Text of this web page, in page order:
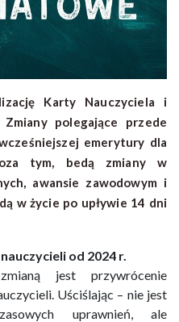
Karty Nauczyciela i
polegające przede
emerytury dla
tym, bedą zmiany w
awansie zawodowym i
w życie po upływie 14 dni
od 2024 r.
jest przywrócenie
Uściślając – nie jest
uprawnień, ale